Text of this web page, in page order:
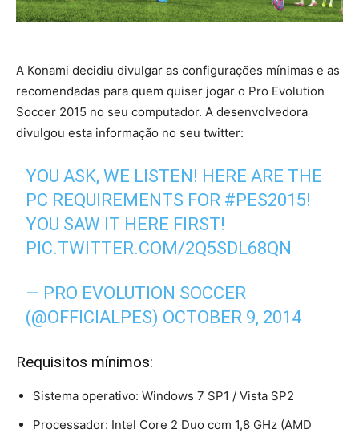
A Konami decidiu divulgar as configurações mínimas e as
recomendadas para quem quiser jogar o Pro Evolution
Soccer 2015 no seu computador. A desenvolvedora
divulgou esta informação no seu twitter:
YOU ASK, WE LISTEN! HERE ARE THE
PC REQUIREMENTS FOR #PES2015!
YOU SAW IT HERE FIRST!
PIC.TWITTER.COM/2Q5SDL68QN
— PRO EVOLUTION SOCCER
(@OFFICIALPES) OCTOBER 9, 2014
Requisitos mínimos:
Sistema operativo: Windows 7 SP1 / Vista SP2
Processador: Intel Core 2 Duo com 1,8 GHz (AMD